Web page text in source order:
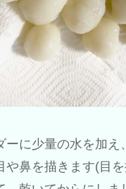
に少量の水を加え
や鼻を描きます(目